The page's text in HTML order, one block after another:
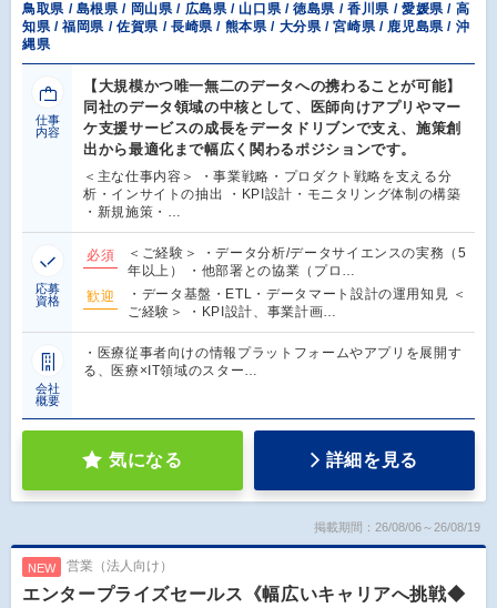
鳥取県 / 島根県 / 岡山県 / 広島県 / 山口県 / 徳島県 / 香川県 / 愛媛県 / 高
知県 / 福岡県 / 佐賀県 / 長崎県 / 熊本県 / 大分県 / 宮崎県 / 鹿児島県 / 沖
縄県
仕事
内容
【大規模かつ唯一無二のデータへの携わることが可能】
同社のデータ領域の中核として、医師向けアプリやマー
ケ支援サービスの成長をデータドリブンで支え、施策創
出から最適化まで幅広く関わるポジションです。
＜主な仕事内容＞ ・事業戦略・プロダクト戦略を支える分
析・インサイトの抽出 ・KPI設計・モニタリング体制の構築
・新規施策・…
応募
資格
必須
＜ご経験＞ ・データ分析/データサイエンスの実務（5
年以上） ・他部署との協業（プロ…
歓迎
・データ基盤・ETL・データマート設計の運用知見 ＜
ご経験＞ ・KPI設計、事業計画…
会社
概要
・医療従事者向けの情報プラットフォームやアプリを展開す
る、医療×IT領域のスター…
気になる 詳細を見る
掲載期間：26/08/06～26/08/19
NEW 営業（法人向け）
エンタープライズセールス《幅広いキャリアへ挑戦◆